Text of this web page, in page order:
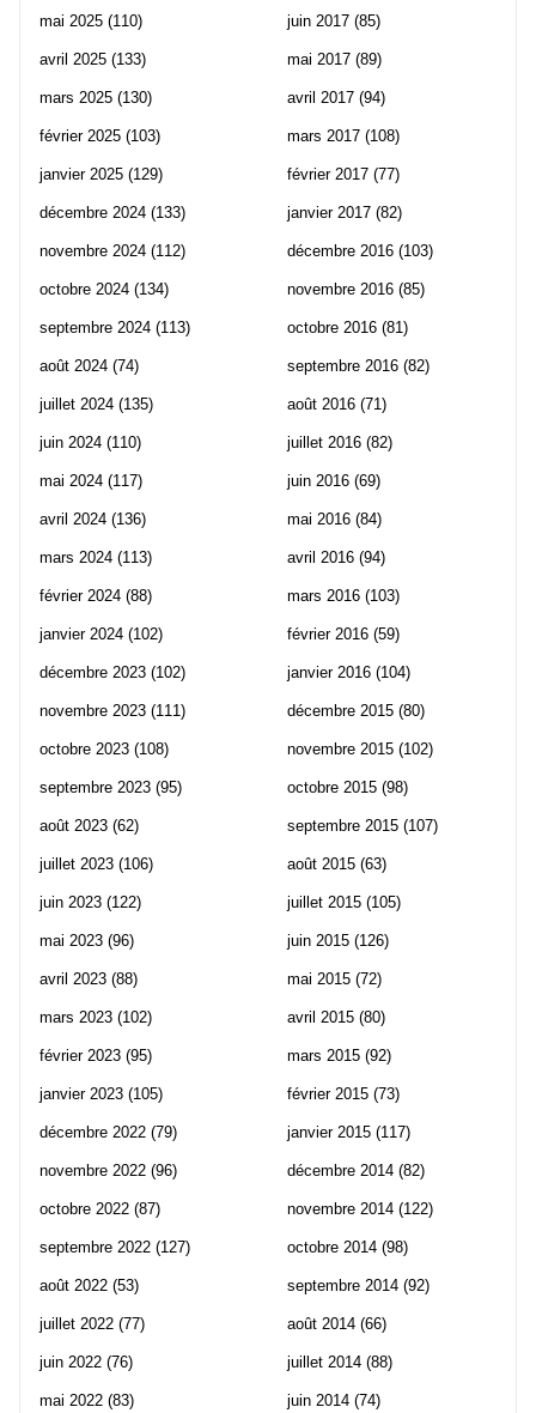
mai 2025 (110)
avril 2025 (133)
mars 2025 (130)
février 2025 (103)
janvier 2025 (129)
décembre 2024 (133)
novembre 2024 (112)
octobre 2024 (134)
septembre 2024 (113)
août 2024 (74)
juillet 2024 (135)
juin 2024 (110)
mai 2024 (117)
avril 2024 (136)
mars 2024 (113)
février 2024 (88)
janvier 2024 (102)
décembre 2023 (102)
novembre 2023 (111)
octobre 2023 (108)
septembre 2023 (95)
août 2023 (62)
juillet 2023 (106)
juin 2023 (122)
mai 2023 (96)
avril 2023 (88)
mars 2023 (102)
février 2023 (95)
janvier 2023 (105)
décembre 2022 (79)
novembre 2022 (96)
octobre 2022 (87)
septembre 2022 (127)
août 2022 (53)
juillet 2022 (77)
juin 2022 (76)
mai 2022 (83)
juin 2017 (85)
mai 2017 (89)
avril 2017 (94)
mars 2017 (108)
février 2017 (77)
janvier 2017 (82)
décembre 2016 (103)
novembre 2016 (85)
octobre 2016 (81)
septembre 2016 (82)
août 2016 (71)
juillet 2016 (82)
juin 2016 (69)
mai 2016 (84)
avril 2016 (94)
mars 2016 (103)
février 2016 (59)
janvier 2016 (104)
décembre 2015 (80)
novembre 2015 (102)
octobre 2015 (98)
septembre 2015 (107)
août 2015 (63)
juillet 2015 (105)
juin 2015 (126)
mai 2015 (72)
avril 2015 (80)
mars 2015 (92)
février 2015 (73)
janvier 2015 (117)
décembre 2014 (82)
novembre 2014 (122)
octobre 2014 (98)
septembre 2014 (92)
août 2014 (66)
juillet 2014 (88)
juin 2014 (74)